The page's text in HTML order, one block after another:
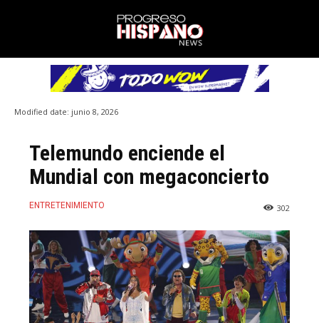
Modified date: junio 8, 2026
Telemundo enciende el
Mundial con megaconcierto
ENTRETENIMIENTO 302